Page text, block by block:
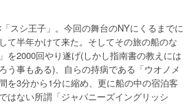
スシ王子」。今回の舞台のNYにくるまでに
て半年かけて来た。そしてその旅の船のな
を2000回やり遂げ(しかし指南書の教えには
う事もある)、自らの持病である「ウオノメ
を3分から1分に縮め、更に船の中の宿泊客
はない所謂「ジャパニーズイングリッシ